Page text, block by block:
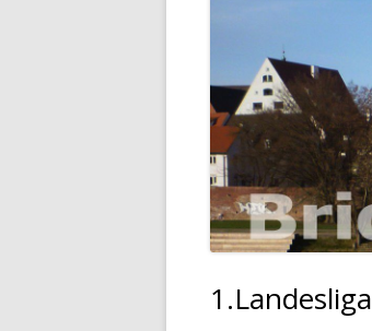
1.Landesliga